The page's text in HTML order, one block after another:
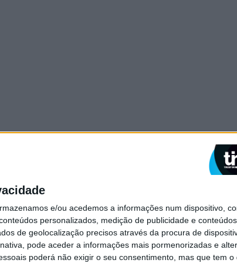
e/ou acedemos a informações num dispositivo,
personalizados, medição de publicidade e
de geolocalização precisos através da procura de
pode aceder a informações mais pormenorizadas e
poderá não exigir o seu consentimento, mas que tem
SITES DO
Visão Holofote